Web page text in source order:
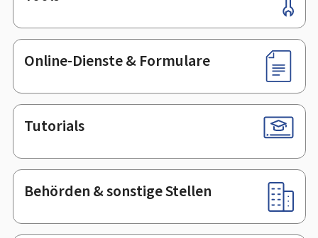
Online-Dienste & Formulare
Tutorials
Behörden & sonstige Stellen